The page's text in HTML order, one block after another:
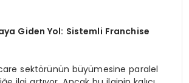
Giden Yol: Sistemli Franchise
sektörünün büyümesine paralel